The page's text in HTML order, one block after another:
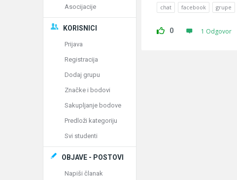
chat facebook grupe
0 1 Odgovor
Asocijacije
KORISNICI
Prijava
Registracija
Dodaj grupu
Značke i bodovi
Sakupljanje bodove
Predloži kategoriju
Svi studenti
OBJAVE - POSTOVI
Napiši članak